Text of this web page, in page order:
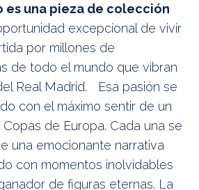
es una pieza de colección
excepcional de vivir
por millones de
de todo el mundo que vibran
Real Madrid. Esa pasión se
con el máximo sentir de un
Copas de Europa. Cada una se
una emocionante narrativa
con momentos inolvidables
de figuras eternas. La